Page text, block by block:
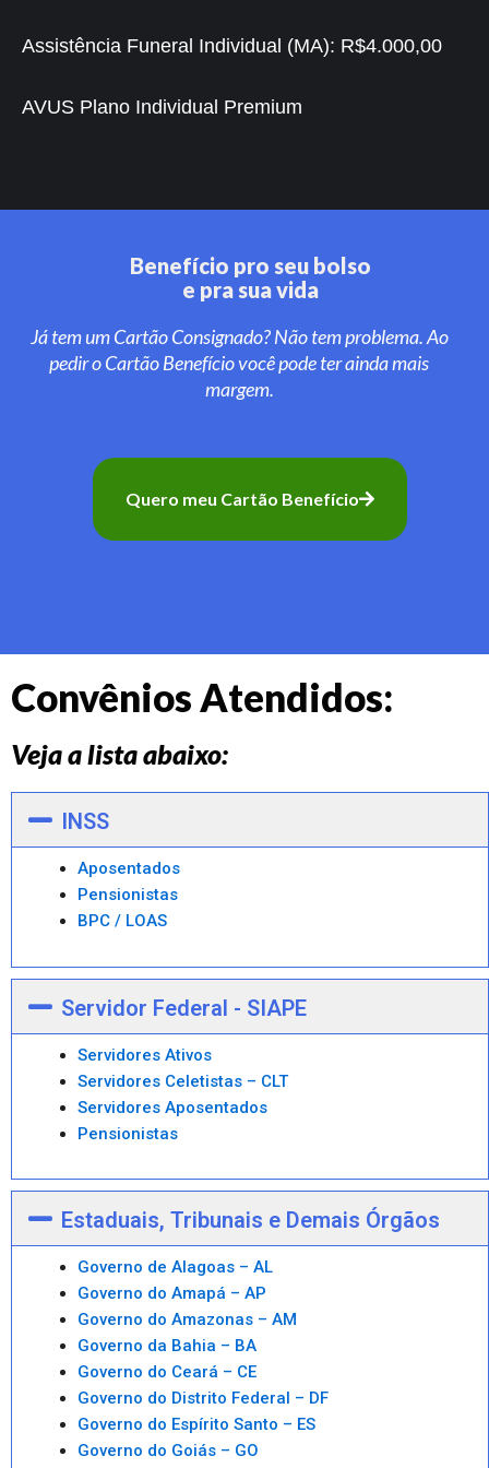
Assistência Funeral Individual (MA): R$4.000,00
AVUS Plano Individual Premium
Benefício pro seu bolso
e pra sua vida
Já tem um Cartão Consignado? Não tem problema. Ao
pedir o Cartão Benefício você pode ter ainda mais
margem.
Quero meu Cartão Benefício
Convênios Atendidos:
Veja a lista abaixo:
INSS
Aposentados
Pensionistas
BPC / LOAS
Servidor Federal - SIAPE
Servidores Ativos
Servidores Celetistas – CLT
Servidores Aposentados
Pensionistas
Estaduais, Tribunais e Demais Órgãos
Governo de Alagoas – AL
Governo do Amapá – AP
Governo do Amazonas – AM
Governo da Bahia – BA
Governo do Ceará – CE
Governo do Distrito Federal – DF
Governo do Espírito Santo – ES
Governo do Goiás – GO